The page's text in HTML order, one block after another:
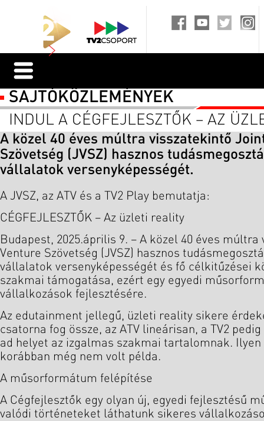
SAJTÓKÖZLEMÉNYEK
INDUL A CÉGFEJLESZTŐK – AZ
A közel 40 éves múltra visszatekintő
Szövetség (JVSZ) hasznos
vállalatok versenyképességét.
A JVSZ, az ATV és a TV2 Play bemutatja:
CÉGFEJLESZTŐK – Az üzleti reality
Budapest, 2025.április 9. – A közel 40 éves
Venture Szövetség (JVSZ) hasznos
vállalatok versenyképességét és fő célkitűzései
szakmai támogatása, ezért egy egyedi
vállalkozások fejlesztésére.
Az edutainment jellegű, üzleti reality sikere
csatorna fog össze, az ATV lineárisan, a TV2
ad helyet az izgalmas szakmai tartalomnak.
korábban még nem volt példa.
A műsorformátum felépítése
A Cégfejlesztők egy olyan új, egyedi fejlesztésű
valódi történeteket láthatunk sikeres